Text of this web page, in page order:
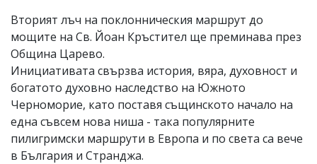
Вторият лъч на поклонническия маршрут до
мощите на Св. Йоан Кръстител ще преминава през
Община Царево.
Инициативата свързва история, вяра, духовност и
богатото духовно наследство на Южното
Черноморие, като поставя същинското начало на
една съвсем нова ниша - така популярните
пилигримски маршрути в Европа и по света са вече
в България и Странджа.